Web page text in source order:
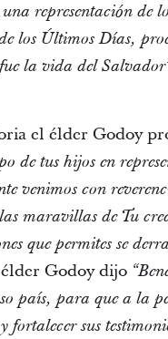
representación de
los Últimos Días,
la vida del
el élder Godoy
de tus hijos en
venimos con
maravillas de Tu
que permites se
Godoy dijo
país, para que a la
sus